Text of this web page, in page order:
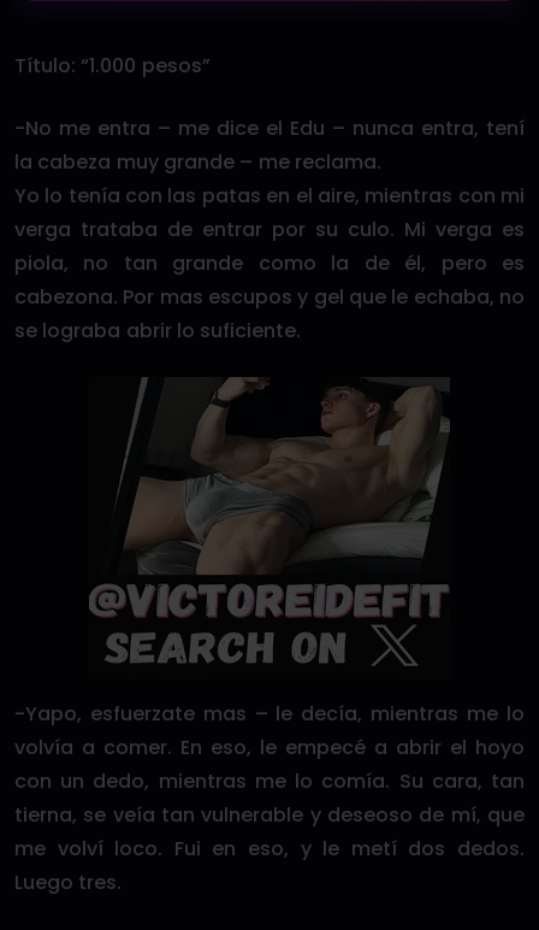
Título: “1.000 pesos”
-No me entra – me dice el Edu – nunca entra, tení
la cabeza muy grande – me reclama.
Yo lo tenía con las patas en el aire, mientras con mi
verga trataba de entrar por su culo. Mi verga es
piola, no tan grande como la de él, pero es
cabezona. Por mas escupos y gel que le echaba, no
se lograba abrir lo suficiente.
-Yapo, esfuerzate mas – le decía, mientras me lo
volvía a comer. En eso, le empecé a abrir el hoyo
con un dedo, mientras me lo comía. Su cara, tan
tierna, se veía tan vulnerable y deseoso de mí, que
me volví loco. Fui en eso, y le metí dos dedos.
Luego tres.